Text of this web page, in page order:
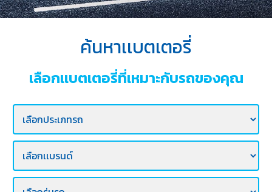
เเละ
กิจกรรม
กับ
ติดต่อ
เรา
E-
BUSINESS
ค้นหาเเบตเตอรี่
เลือกเเบตเตอรี่ที่เหมาะกับรถของคุณ